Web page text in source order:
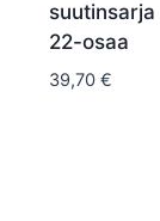
suutinsarja
22-osaa
39,70 €